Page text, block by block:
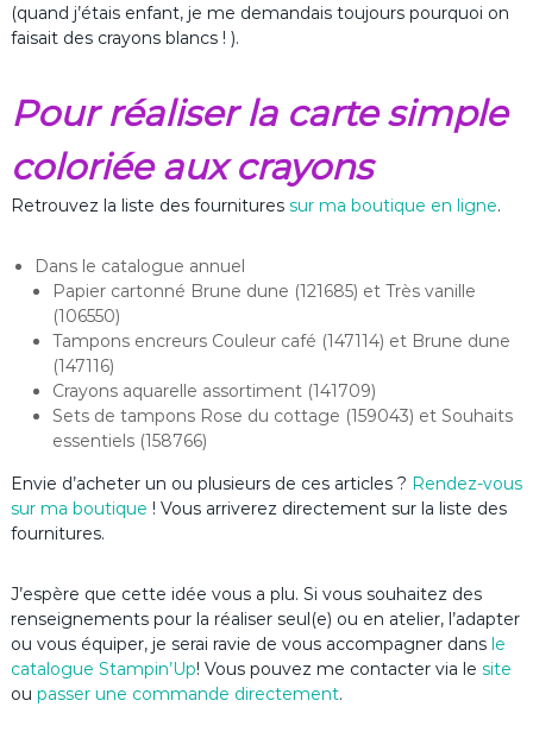
(quand j’étais enfant, je me demandais toujours pourquoi on
faisait des crayons blancs ! ).
Pour réaliser la carte simple
coloriée aux crayons
Retrouvez la liste des fournitures sur ma boutique en ligne.
Dans le catalogue annuel
Papier cartonné Brune dune (121685) et Très vanille
(106550)
Tampons encreurs Couleur café (147114) et Brune dune
(147116)
Crayons aquarelle assortiment (141709)
Sets de tampons Rose du cottage (159043) et Souhaits
essentiels (158766)
Envie d’acheter un ou plusieurs de ces articles ? Rendez-vous
sur ma boutique ! Vous arriverez directement sur la liste des
fournitures.
J’espère que cette idée vous a plu. Si vous souhaitez des
renseignements pour la réaliser seul(e) ou en atelier, l’adapter
ou vous équiper, je serai ravie de vous accompagner dans le
catalogue Stampin’Up! Vous pouvez me contacter via le site
ou passer une commande directement.